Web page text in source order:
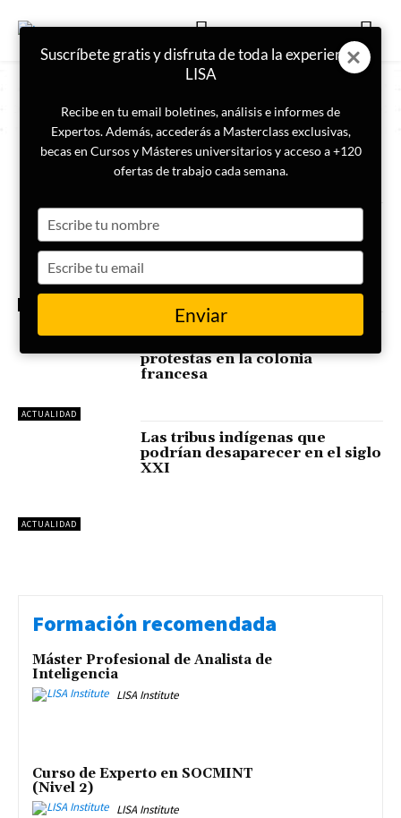
ETIQUETA
Indígenas
La ONU aprueba una
resolución a favor de los
derechos de los pueblos
indígenas con el único voto en
contra de Argentina
ACTUALIDAD
¿Qué está pasando en Nueva
protestas en la colonia
francesa
ACTUALIDAD
Las tribus indígenas que
podrían desaparecer en el siglo
XXI
Formación recomendada
Máster Profesional de Analista de
Inteligencia
LISA Institute
Curso de Experto en SOCMINT
(Nivel 2)
LISA Institute
Suscríbete gratis y disfruta de toda la experiencia
LISA
Recibe en tu email boletines, análisis e informes de
Expertos. Además, accederás a Masterclass exclusivas,
becas en Cursos y Másteres universitarios y acceso a +120
ofertas de trabajo cada semana.
your
name
your
email
Enviar